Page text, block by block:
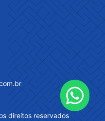
direitos reservados